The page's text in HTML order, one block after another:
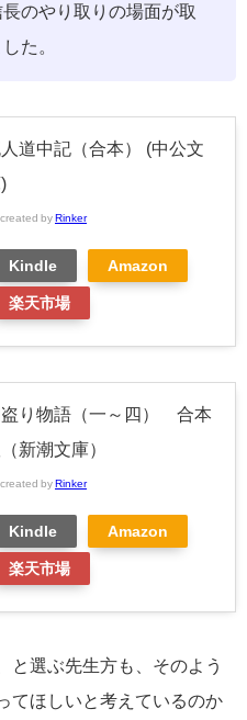
のやり取りの場面が取
た。
道中記（合本） (中公文
created by Rinker
Kindle Amazon
楽天市場
盗り物語（一～四） 合本
新潮文庫）
created by Rinker
Kindle Amazon
楽天市場
と選ぶ先生方も、そのよう
てほしいと考えているのか